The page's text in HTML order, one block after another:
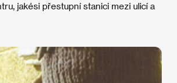
jakési přestupní stanici mezi ulicí a